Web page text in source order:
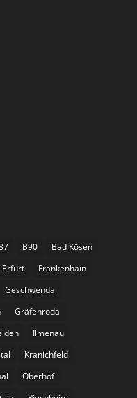
B90
Bad Kösen
Erfurt
Frankenhain
Geschwenda
Gräfenroda
Ilmenau
Kranichfeld
Oberhof